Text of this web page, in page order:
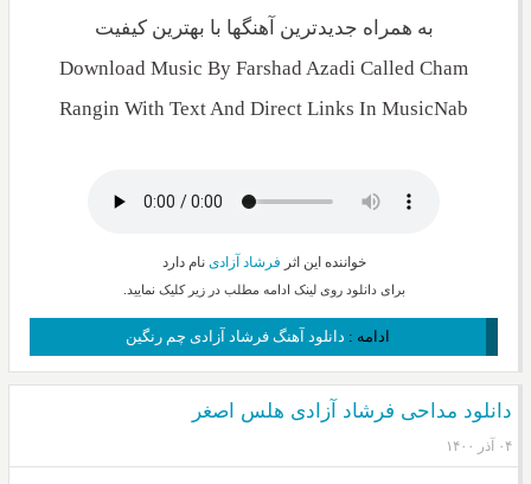
به همراه جدیدترین آهنگها با بهترین کیفیت
Download Music By Farshad Azadi Called Cham
Rangin With Text And Direct Links In MusicNab
خواننده این اثر فرشاد آزادی نام دارد
برای دانلود روی لینک ادامه مطلب در زیر کلیک نمایید.
ادامه : دانلود آهنگ فرشاد آزادی چم رنگین
دانلود مداحی فرشاد آزادی هلس اصغر
۰۴ آذر ۱۴۰۰